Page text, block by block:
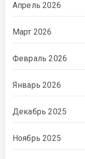
Апрель 2026
Март 2026
Февраль 2026
Январь 2026
Декабрь 2025
Ноябрь 2025